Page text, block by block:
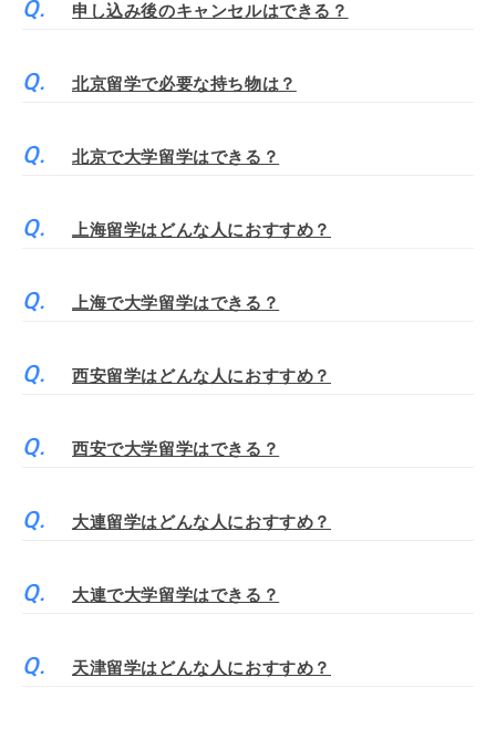
申し込み後のキャンセルはできる？
北京留学で必要な持ち物は？
北京で大学留学はできる？
上海留学はどんな人におすすめ？
上海で大学留学はできる？
西安留学はどんな人におすすめ？
西安で大学留学はできる？
大連留学はどんな人におすすめ？
大連で大学留学はできる？
天津留学はどんな人におすすめ？